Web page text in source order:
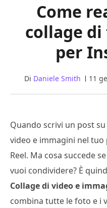
Come
collage
per
Di Daniele Smith 11
Quando scrivi un post
video e immagini nel tuo
Reel. Ma cosa succede
vuoi condividere? È
Collage di video e
combina tutte le foto e i